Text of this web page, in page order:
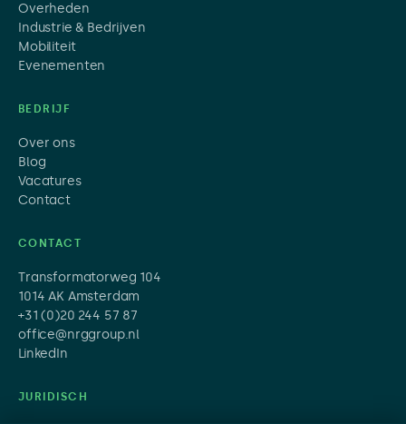
Overheden
Industrie & Bedrijven
Mobiliteit
Evenementen
BEDRIJF
Over ons
Blog
Vacatures
Contact
CONTACT
Transformatorweg 104
1014 AK Amsterdam
+31 (0)20 244 57 87
office@nrggroup.nl
LinkedIn
JURIDISCH